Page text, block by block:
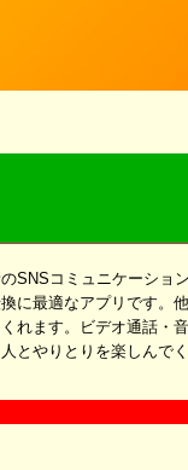
SNSコミュニケーション
に最適なアプリです。他
れます。ビデオ通話・音
とやりとりを楽しんでく